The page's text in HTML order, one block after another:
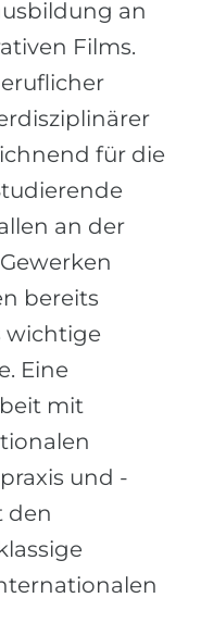
an
Films.
für die
an der
bereits
wichtige
Eine
mit
und -
den